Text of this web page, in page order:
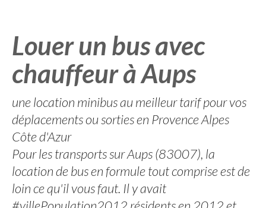
Louer un bus avec
chauffeur à Aups
une location minibus au meilleur tarif pour vos
déplacements ou sorties en Provence Alpes
Côte d'Azur
Pour les transports sur Aups (83007), la
location de bus en formule tout comprise est de
loin ce qu'il vous faut. Il y avait